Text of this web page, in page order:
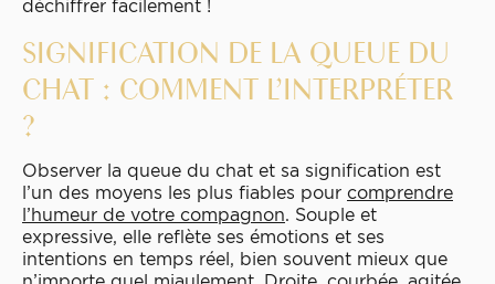
déchiffrer facilement !
SIGNIFICATION DE LA QUEUE DU
CHAT : COMMENT L’INTERPRÉTER
?
Observer la queue du chat et sa signification est
l’un des moyens les plus fiables pour comprendre
l’humeur de votre compagnon. Souple et
expressive, elle reflète ses émotions et ses
intentions en temps réel, bien souvent mieux que